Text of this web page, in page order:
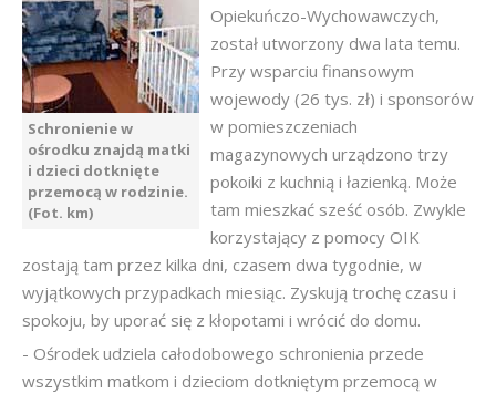
Schronienie w
ośrodku znajdą matki
i dzieci dotknięte
przemocą w rodzinie.
(Fot. km)
Opiekuńczo-Wychowawczych,
został utworzony dwa lata temu.
Przy wsparciu finansowym
wojewody (26 tys. zł) i sponsorów
w pomieszczeniach
magazynowych urządzono trzy
pokoiki z kuchnią i łazienką. Może
tam mieszkać sześć osób. Zwykle
korzystający z pomocy OIK
zostają tam przez kilka dni, czasem dwa tygodnie, w
wyjątkowych przypadkach miesiąc. Zyskują trochę czasu i
spokoju, by uporać się z kłopotami i wrócić do domu.
- Ośrodek udziela całodobowego schronienia przede
wszystkim matkom i dzieciom dotkniętym przemocą w